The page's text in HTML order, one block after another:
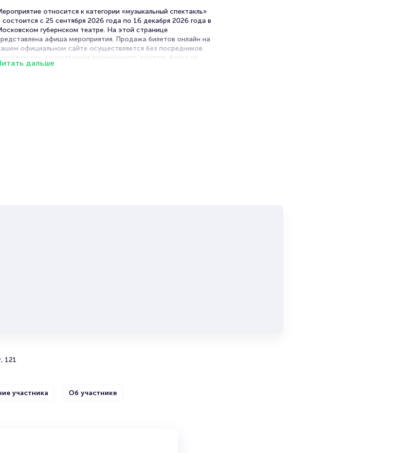
относится к категории «музыкальный спектакль»
состоится с 25 сентября 2026 года по 16 декабря 2026 года в
губернском театре. На этой странице
афиша мероприятия. Продажа билетов онлайн на
официальном сайте осуществляется без посредников.
это единственная возможность достать билет на
музыкальный спектакль.
дальше
121
участника Об участнике